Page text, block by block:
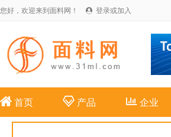
您好，欢迎来到面料网！  登录或加入
 首页 产品 企业